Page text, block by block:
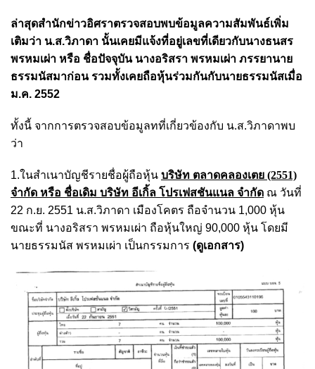
ล่าสุดสำนักข่าวอิศราตรวจสอบพบข้อมูลความสัมพันธ์เพิ่ม
เติมว่า น.ส.วิภาดา นั้นเคยมีแจ้งที่อยู่เลขที่เดียวกับนางธนสร
พรหมเผ่า หรือ ชื่อปัจจุบัน นางอริสรา พรหมเผ่า ภรรยานาย
ธรรมนัสมาก่อน รวมทั้งเคยถือหุ้นร่วมกันกับนายธรรมนัสเมื่อ
ม.ค. 2552
ทั้งนี้ จากการตรวจสอบข้อมูลทที่เกี่ยวข้องกับ น.ส.วิภาดาพบ
ว่า
1.ในสำเนาบัญชีรายชื่อผู้ถือหุ้น บริษัท ตลาดคลองเตย (2551)
จำกัด หรือ ชื่อเดิม บริษัท อีเกิ้ล โปรเฟสชันแนล จำกัด ณ วันที่
22 ก.ย. 2551 น.ส.วิภาดา เมืองโคตร ถือจำนวน 1,000 หุ้น
ขณะที่ นางอริสรา พรหมเผ่า ถือหุ้นใหญ่ 90,000 หุ้น โดยมี
นายธรรมนัส พรหมเผ่า เป็นกรรมการ (ดูเอกสาร)